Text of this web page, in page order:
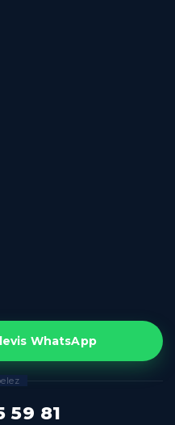
WhatsApp
59 81